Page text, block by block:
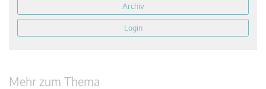
Archiv
Login
Mehr zum Thema